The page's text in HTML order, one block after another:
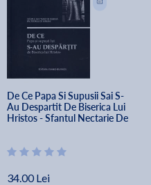
De Ce Papa Si Supusii Sai S-
Au Despartit De Biserica Lui
Hristos - Sfantul Nectarie De
34.00 Lei